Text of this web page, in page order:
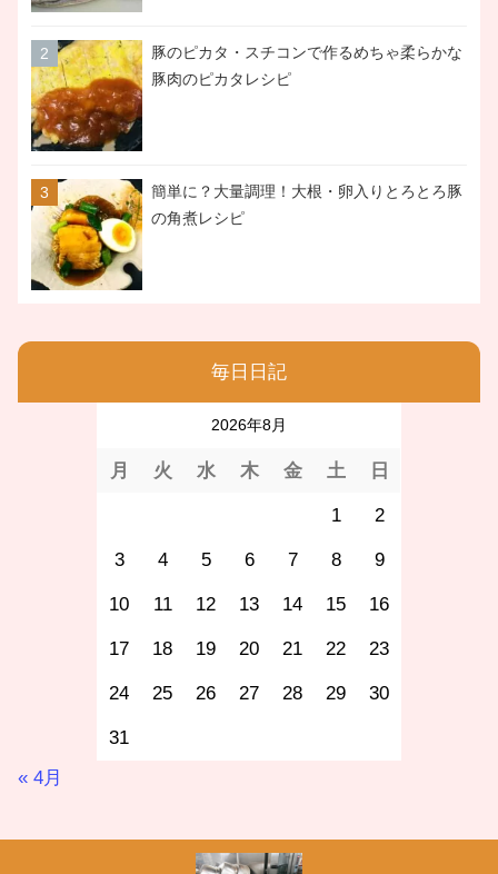
豚のピカタ・スチコンで作るめちゃ柔らかな
豚肉のピカタレシピ
簡単に？大量調理！大根・卵入りとろとろ豚
の角煮レシピ
毎日日記
2026年8月
月 火 水 木 金 土 日
1 2
3 4 5 6 7 8 9
10 11 12 13 14 15 16
17 18 19 20 21 22 23
24 25 26 27 28 29 30
31
« 4月